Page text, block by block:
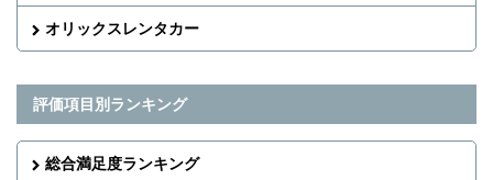
オリックスレンタカー
評価項目別ランキング
総合満足度ランキング